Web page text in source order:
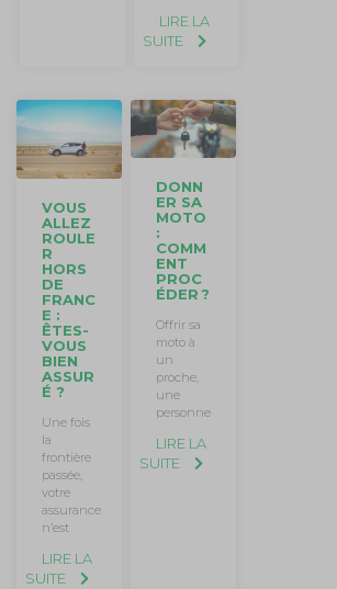
LIRE LA
SUITE
VOUS
ALLEZ
ROULE
R
HORS
DE
FRANC
E :
ÊTES-
VOUS
BIEN
ASSUR
É ?
Une fois
la
frontière
passée,
votre
assurance
n’est
LIRE LA
SUITE
DONN
ER SA
MOTO
:
COMM
ENT
PROC
ÉDER ?
Offrir sa
moto à
un
proche,
une
personne
LIRE LA
SUITE